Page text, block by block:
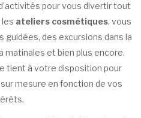
pour vous divertir tout
les ateliers cosmétiques, vous
guidées, des excursions dans la
matinales et bien plus encore.
tient à votre disposition pour
mesure en fonction de vos